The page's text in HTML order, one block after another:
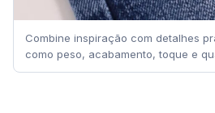
Combine inspiração com detalhes
como peso, acabamento, toque e